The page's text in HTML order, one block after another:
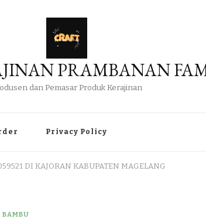
PRAMBANAN
dan Pemasar Produk Kerajinan
Privacy Policy
DI KAJORAN KABUPATEN MAGELANG
BAMBU